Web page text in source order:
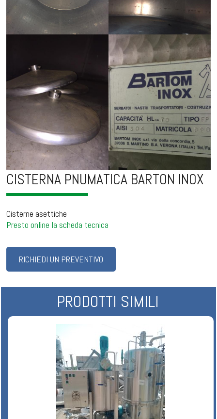
CISTERNA PNUMATICA BARTON INOX
Cisterne asettiche
Presto online la scheda tecnica
RICHIEDI UN PREVENTIVO
PRODOTTI SIMILI